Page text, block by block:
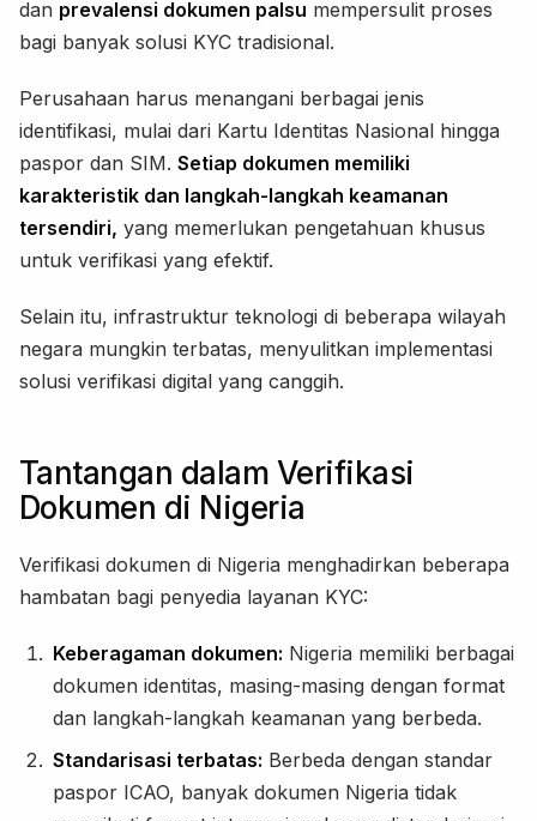
dan prevalensi dokumen palsu mempersulit proses
bagi banyak solusi KYC tradisional.
Perusahaan harus menangani berbagai jenis
identifikasi, mulai dari Kartu Identitas Nasional hingga
paspor dan SIM. Setiap dokumen memiliki
karakteristik dan langkah-langkah keamanan
tersendiri, yang memerlukan pengetahuan khusus
untuk verifikasi yang efektif.
Selain itu, infrastruktur teknologi di beberapa wilayah
negara mungkin terbatas, menyulitkan implementasi
solusi verifikasi digital yang canggih.
Tantangan dalam Verifikasi
Dokumen di Nigeria
Verifikasi dokumen di Nigeria menghadirkan beberapa
hambatan bagi penyedia layanan KYC:
Keberagaman dokumen: Nigeria memiliki berbagai
dokumen identitas, masing-masing dengan format
dan langkah-langkah keamanan yang berbeda.
Standarisasi terbatas: Berbeda dengan standar
paspor ICAO, banyak dokumen Nigeria tidak